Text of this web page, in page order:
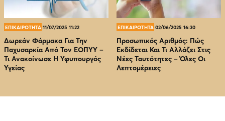
ΕΠΙΚΑΙΡΟΤΗΤΑ 11/07/2025 11:22
Δωρεάν Φάρμακα Για Την
Παχυσαρκία Από Τον EOΠΥΥ –
Τι Ανακοίνωσε Η Υφυπουργός
Υγείας
ΕΠΙΚΑΙΡΟΤΗΤΑ 02/06/2025 16:30
Προσωπικός Αριθμός: Πώς
Εκδίδεται Και Τι Αλλάζει Στις
Νέες Ταυτότητες – Όλες Οι
Λεπτομέρειες